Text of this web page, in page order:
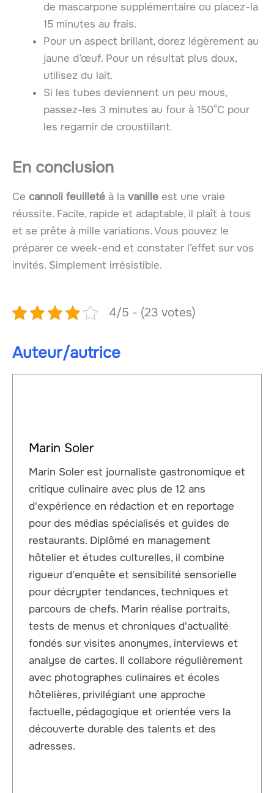
de mascarpone supplémentaire ou placez-la
15 minutes au frais.
Pour un aspect brillant, dorez légèrement au
jaune d’œuf. Pour un résultat plus doux,
utilisez du lait.
Si les tubes deviennent un peu mous,
passez-les 3 minutes au four à 150°C pour
les regarnir de croustillant.
En conclusion
Ce cannoli feuilleté à la vanille est une vraie
réussite. Facile, rapide et adaptable, il plaît à tous
et se prête à mille variations. Vous pouvez le
préparer ce week-end et constater l’effet sur vos
invités. Simplement irrésistible.
4/5 - (23 votes)
Auteur/autrice
Marin Soler
Marin Soler est journaliste gastronomique et
critique culinaire avec plus de 12 ans
d'expérience en rédaction et en reportage
pour des médias spécialisés et guides de
restaurants. Diplômé en management
hôtelier et études culturelles, il combine
rigueur d'enquête et sensibilité sensorielle
pour décrypter tendances, techniques et
parcours de chefs. Marin réalise portraits,
tests de menus et chroniques d'actualité
fondés sur visites anonymes, interviews et
analyse de cartes. Il collabore régulièrement
avec photographes culinaires et écoles
hôtelières, privilégiant une approche
factuelle, pédagogique et orientée vers la
découverte durable des talents et des
adresses.